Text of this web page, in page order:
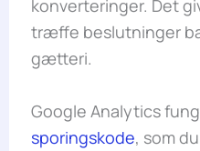
konverteringer. Det
træffe beslutninger
gætteri.
Google Analytics
sporingskode, som